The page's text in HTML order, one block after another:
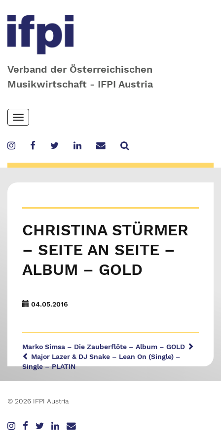
Verband der Österreichischen
Musikwirtschaft - IFPI Austria
Skip
to
content
Toggle
navigation
CHRISTINA STÜRMER
– SEITE AN SEITE –
ALBUM – GOLD
04.05.2016
Marko Simsa – Die Zauberflöte – Album – GOLD
Major Lazer & DJ Snake – Lean On (Single) –
Single – PLATIN
© 2026 IFPI Austria